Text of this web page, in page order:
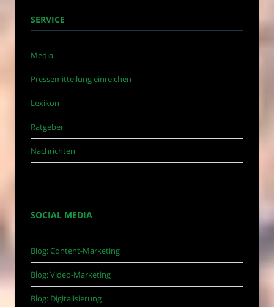
SERVICE
Media
Pressemitteilung einreichen
Lexikon
Ratgeber
Nachrichten
SOCIAL MEDIA
Blog: Content-Marketing
Blog: Video-Marketing
Blog: Digitalisierung